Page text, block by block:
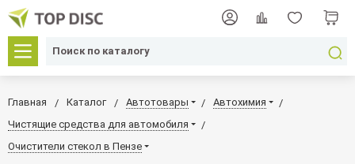
Главная Каталог Автотовары
Автохимия
Чистящие средства для автомобиля
Очистители стекол в Пензе